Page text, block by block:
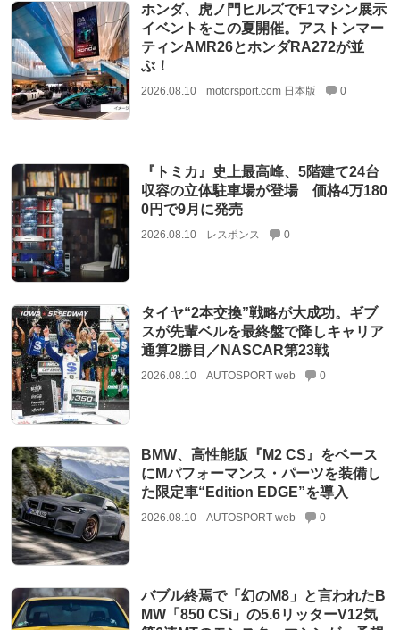
ホンダ、虎ノ門ヒルズでF1マシン展示
イベントをこの夏開催。アストンマー
ティンAMR26とホンダRA272が並
ぶ！
2026.08.10 motorsport.com 日本版 0
『トミカ』史上最高峰、5階建て24台
収容の立体駐車場が登場 価格4万180
0円で9月に発売
2026.08.10 レスポンス 0
タイヤ“2本交換”戦略が大成功。ギブ
スが先輩ベルを最終盤で降しキャリア
通算2勝目／NASCAR第23戦
2026.08.10 AUTOSPORT web 0
BMW、高性能版『M2 CS』をベース
にMパフォーマンス・パーツを装備し
た限定車“Edition EDGE”を導入
2026.08.10 AUTOSPORT web 0
バブル終焉で「幻のM8」と言われたB
MW「850 CSi」の5.6リッターV12気